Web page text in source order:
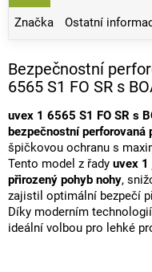
Značka Ostatní
Bezpečnostní
6565 S1 FO SR s
uvex 1 6565 S1 FO SR s
bezpečnostní perforovaná
špičkovou ochranu s
Tento model z řady uvex 1
přirozený pohyb nohy,
zajistil optimální bezpečí
Díky moderním
ideální volbou pro lehké